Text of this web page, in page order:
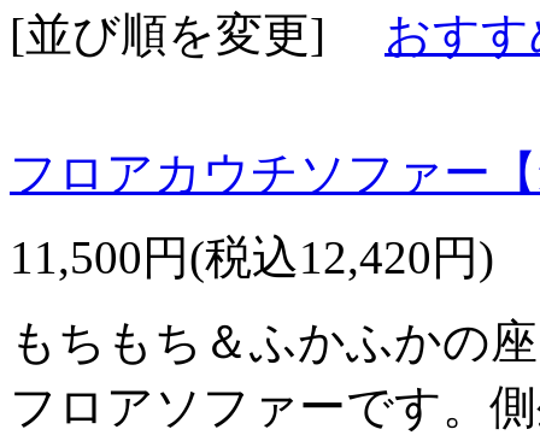
[並び順を変更] おす
フロアカウチソファー
11,500円(税込12,420円)
もちもち＆ふかふかの
フロアソファーです。